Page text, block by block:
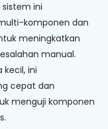
ini
komponen dan
meningkatkan
manual.
kecil, ini
cepat dan
menguji komponen